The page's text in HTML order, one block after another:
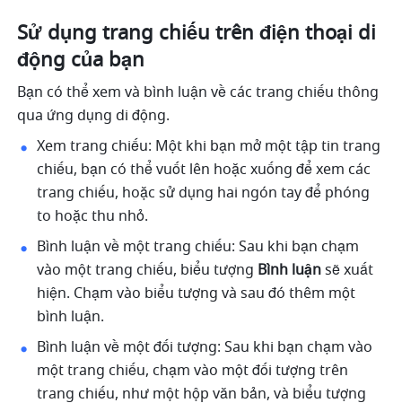
Sử dụng trang chiếu trên điện thoại di
động của bạn
Bạn có thể xem và bình luận về các trang chiếu thông
qua ứng dụng di động.
Xem trang chiếu: Một khi bạn mở một tập tin trang
chiếu, bạn có thể vuốt lên hoặc xuống để xem các
trang chiếu, hoặc sử dụng hai ngón tay để phóng
to hoặc thu nhỏ.
Bình luận về một trang chiếu: Sau khi bạn chạm
vào một trang chiếu, biểu tượng Bình luận sẽ xuất
hiện. Chạm vào biểu tượng và sau đó thêm một
bình luận.
Bình luận về một đối tượng: Sau khi bạn chạm vào
một trang chiếu, chạm vào một đối tượng trên